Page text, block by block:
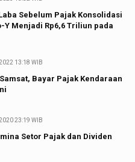
Sebelum Pajak Konsolidasi
Y Menjadi Rp6,6 Triliun pada
13:18 WIB
Bayar Pajak Kendaraan
23:19 WIB
Setor Pajak dan Dividen